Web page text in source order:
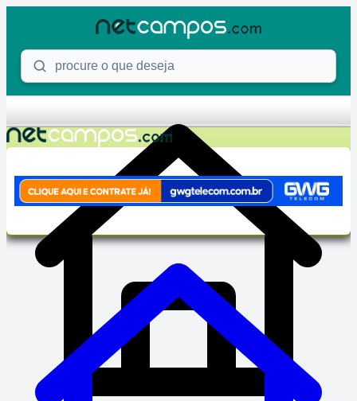
Procure o que deseja